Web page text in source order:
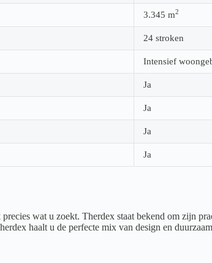
3.345 m2
24 stroken
Intensief
Ja
Ja
Ja
Ja
precies wat u zoekt. Therdex staat bekend om zijn
haalt u de perfecte mix van design en